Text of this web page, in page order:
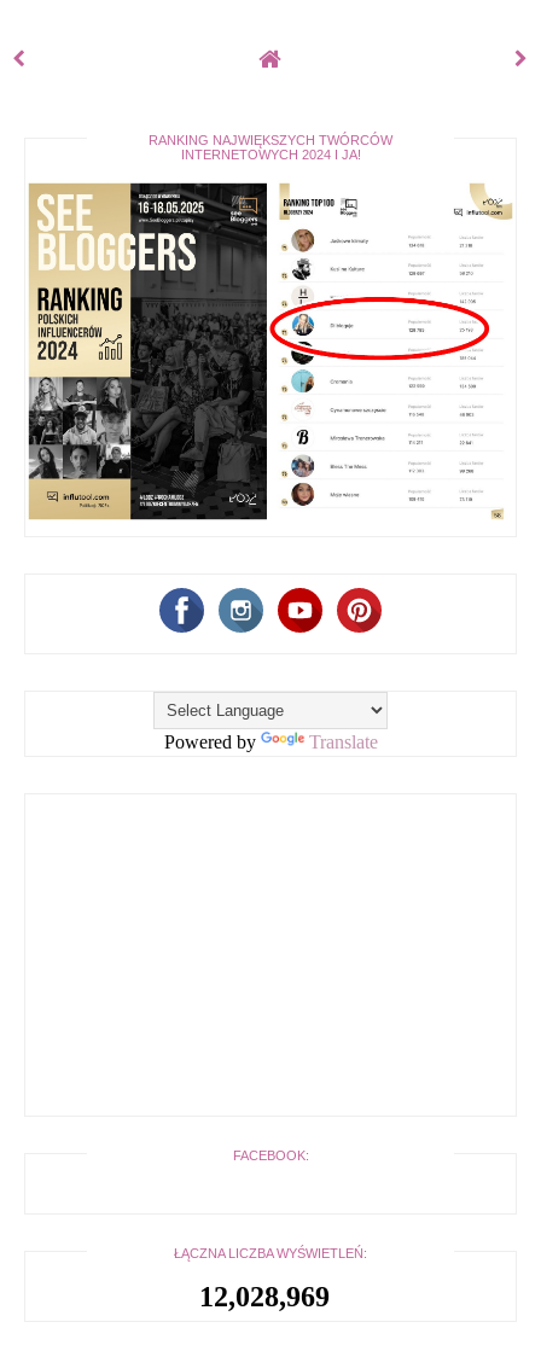
RANKING NAJWIĘKSZYCH TWÓRCÓW
INTERNETOWYCH 2024 I JA!
Powered by Translate
FACEBOOK:
ŁĄCZNA LICZBA WYŚWIETLEŃ:
12,028,969